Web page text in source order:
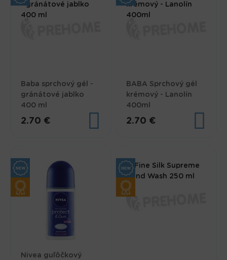
Baba sprchový gél -
gránátové jablko
400 ml
2.70 €
BABA Sprchový gél
krémový - Lanolín
400ml
2.70 €
Nivea guľôčkový